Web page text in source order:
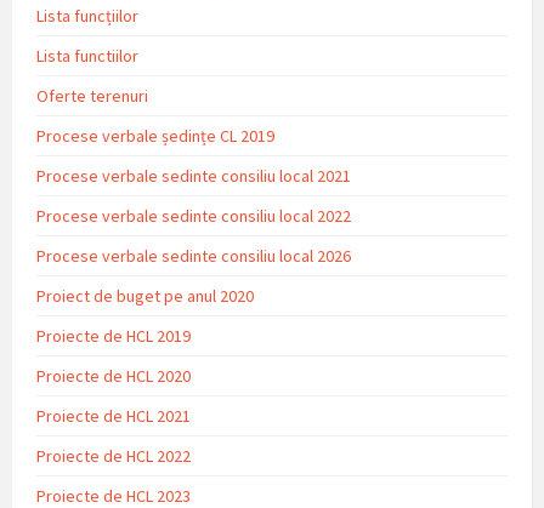
Lista funcțiilor
Lista functiilor
Oferte terenuri
Procese verbale ședințe CL 2019
Procese verbale sedinte consiliu local 2021
Procese verbale sedinte consiliu local 2022
Procese verbale sedinte consiliu local 2026
Proiect de buget pe anul 2020
Proiecte de HCL 2019
Proiecte de HCL 2020
Proiecte de HCL 2021
Proiecte de HCL 2022
Proiecte de HCL 2023